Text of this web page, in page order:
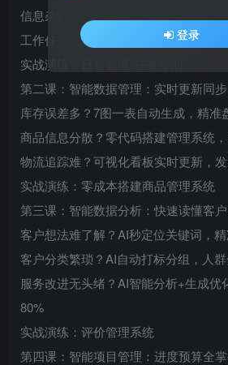
信息杂乱难查找？一键搭建智能数据库
工作任务总是撞档期？快速搞定排期表
实战演练：日程管理-任务排期
第二课：智能数据管理：实时更新同
库存误差多？7图一表自动生成，精准
商品信息分散？零代码搭建管理系统
物流追踪难？可视化看板实时更新，
实战演练：零成本搭建商品管理系统
第三课：智能数据分析：快速读懂客
客户想法难了解？AI秒定位关键词，
客户分类繁琐？AI自动打标分组，人
服务改进无头绪？AI智能分析+生成优
80%
实战演练：评价管理系统
第四课：智能项目管理：进度预算全
登录